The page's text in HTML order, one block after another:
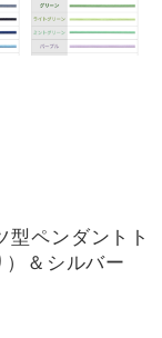
ペンダントト
）＆シルバー